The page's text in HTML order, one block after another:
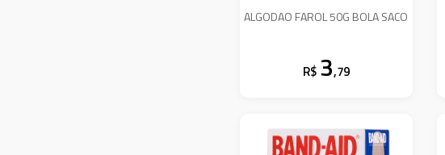
ALGODAO FAROL 50G BOLA SACO
R$ 3,79